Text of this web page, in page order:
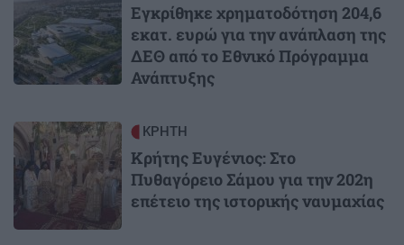
Εγκρίθηκε χρηματοδότηση 204,6
εκατ. ευρώ για την ανάπλαση της
ΔΕΘ από το Εθνικό Πρόγραμμα
Ανάπτυξης
Image ΚΡΗΤΗ
Κρήτης Ευγένιος: Στο
Πυθαγόρειο Σάμου για την 202η
επέτειο της ιστορικής ναυμαχίας